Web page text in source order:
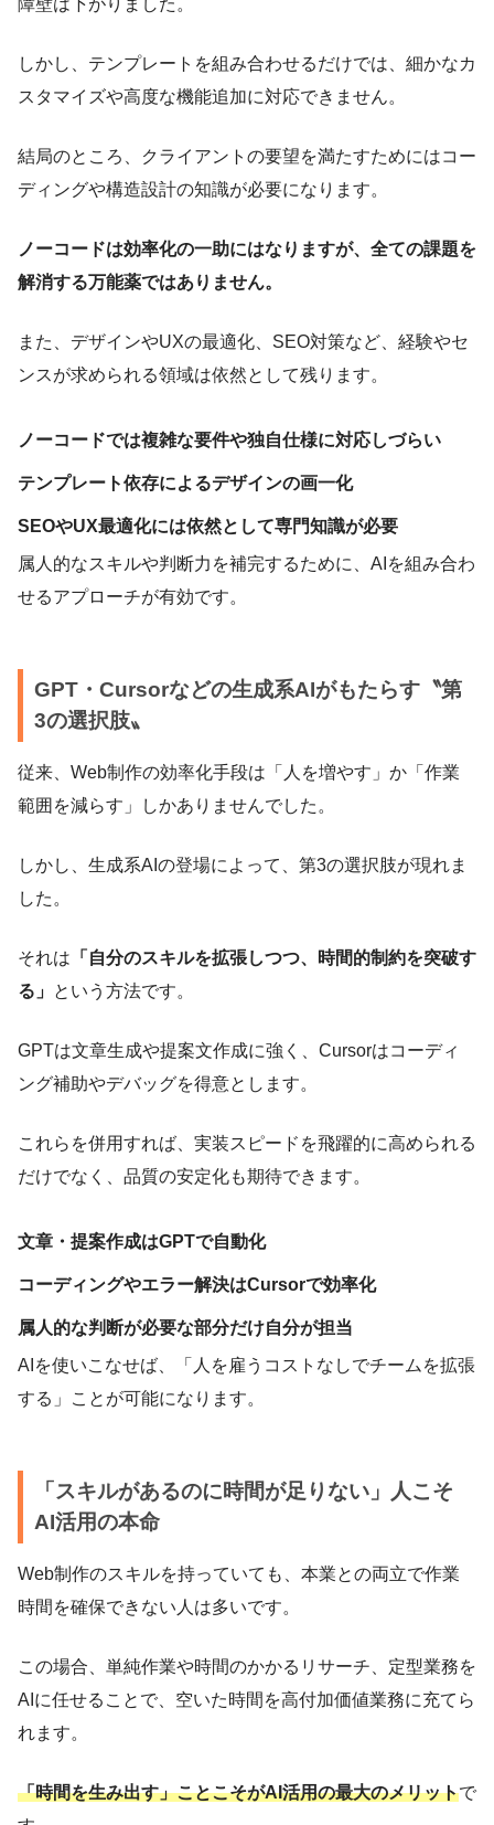
障壁は下がりました。
しかし、テンプレートを組み合わせるだけでは、細かなカ
スタマイズや高度な機能追加に対応できません。
結局のところ、クライアントの要望を満たすためにはコー
ディングや構造設計の知識が必要になります。
ノーコードは効率化の一助にはなりますが、全ての課題を
解消する万能薬ではありません。
また、デザインやUXの最適化、SEO対策など、経験やセ
ンスが求められる領域は依然として残ります。
ノーコードでは複雑な要件や独自仕様に対応しづらい
テンプレート依存によるデザインの画一化
SEOやUX最適化には依然として専門知識が必要
属人的なスキルや判断力を補完するために、AIを組み合わ
せるアプローチが有効です。
GPT・Cursorなどの生成系AIがもたらす〝第
3の選択肢〟
従来、Web制作の効率化手段は「人を増やす」か「作業
範囲を減らす」しかありませんでした。
しかし、生成系AIの登場によって、第3の選択肢が現れま
した。
それは 「自分のスキルを拡張しつつ、時間的制約を突破す
る」 という方法です。
GPTは文章生成や提案文作成に強く、Cursorはコーディ
ング補助やデバッグを得意とします。
これらを併用すれば、実装スピードを飛躍的に高められる
だけでなく、品質の安定化も期待できます。
文章・提案作成はGPTで自動化
コーディングやエラー解決はCursorで効率化
属人的な判断が必要な部分だけ自分が担当
AIを使いこなせば、「人を雇うコストなしでチームを拡張
する」ことが可能になります。
「スキルがあるのに時間が足りない」人こそ
AI活用の本命
Web制作のスキルを持っていても、本業との両立で作業
時間を確保できない人は多いです。
この場合、単純作業や時間のかかるリサーチ、定型業務を
AIに任せることで、空いた時間を高付加価値業務に充てら
れます。
「時間を生み出す」ことこそがAI活用の最大のメリットで